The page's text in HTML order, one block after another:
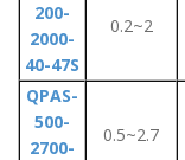
200-
2000-
40-47S
0.2~2
QPAS-
500-
2700-
0.5~2.7